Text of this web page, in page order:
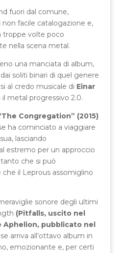
fuori dal comune,
non facile catalogazione e,
troppe volte poco
nella scena metal.
una manciata di album,
soliti binari di quel genere
al credo musicale di Einar
il metal progressivo 2.0.
Congregation” (2015)
ha cominciato a viaggiare
lasciando
estremo per un approccio
che si può
il Leprous assomiglino
sonore degli ultimi
(Pitfalls, uscito nel
Aphelion, pubblicato nel
arriva all’ottavo album in
emozionante e, per certi